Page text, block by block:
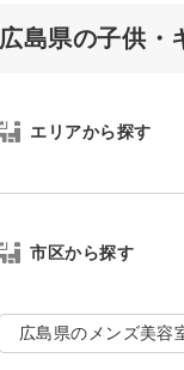
広島県の子供・
エリアから探す
市区から探す
広島県のメンズ美容